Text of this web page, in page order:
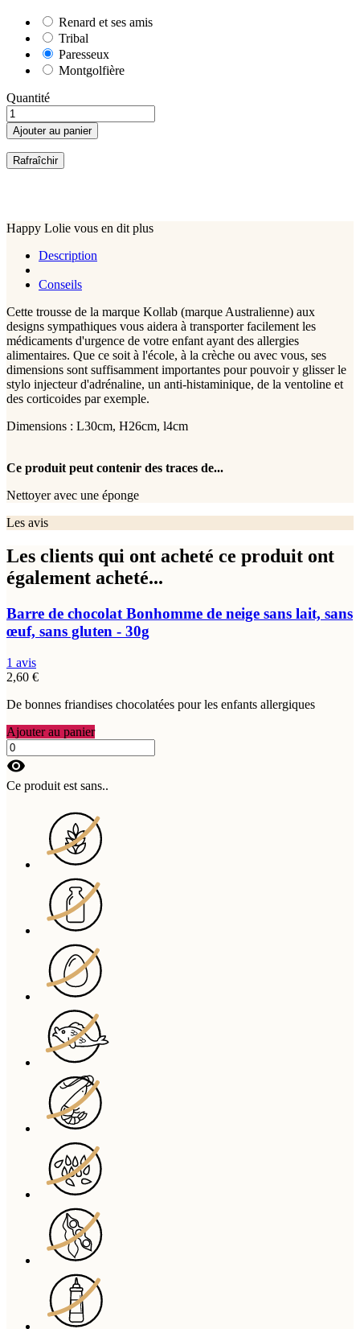
Renard et ses amis
Tribal
Paresseux
Montgolfière
Quantité
Ajouter au panier
Happy Lolie vous en dit plus
Description
Conseils
Cette trousse de la marque Kollab (marque Australienne) aux
designs sympathiques vous aidera à transporter facilement les
médicaments d'urgence de votre enfant ayant des allergies
alimentaires. Que ce soit à l'école, à la crèche ou avec vous, ses
dimensions sont suffisamment importantes pour pouvoir y glisser le
stylo injecteur d'adrénaline, un anti-histaminique, de la ventoline et
des corticoides par exemple.
Dimensions : L30cm, H26cm, l4cm
Ce produit peut contenir des traces de...
Nettoyer avec une éponge
Les avis
Les clients qui ont acheté ce produit ont
également acheté...
Barre de chocolat Bonhomme de neige sans lait, sans
œuf, sans gluten - 30g
1 avis
2,60 €
De bonnes friandises chocolatées pour les enfants allergiques
Ajouter au panier
visibility
Ce produit est sans..